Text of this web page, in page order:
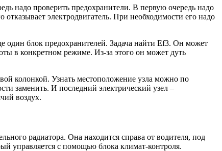
надо проверить предохранители. В первую очередь надо
электродвигатель. При необходимости его надо
один блок предохранителей. Задача найти Ef3. Он может
в конкретном режиме. Из-за этого он может дуть
колонкой. Узнать местоположение узла можно по
заменить. И последний электрический узел –
воздух.
радиатора. Она находится справа от водителя, под
управляется с помощью блока климат-контроля.